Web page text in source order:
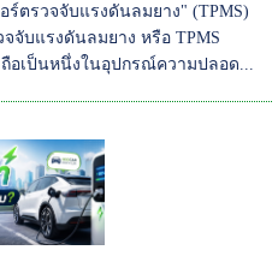
ตรวจจับแรงดันลมยาง" (TPMS)
จับแรงดันลมยาง หรือ TPMS
ถือเป็นหนึ่งในอุปกรณ์ความปลอด...